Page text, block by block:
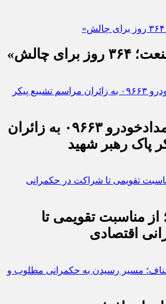
چالش»
خدمات رایگان امدادخودرو ۰۹۶۶۳ به زائران
پاک رهبر شهید
مناسبت تقویمی تا
اقتصادی